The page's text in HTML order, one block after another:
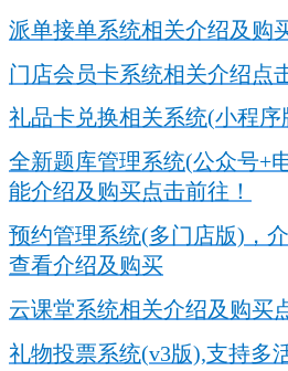
派单接单系统相关介绍及购
门店会员卡系统相关介绍点
礼品卡兑换相关系统(小程
全新题库管理系统(公众号+
能介绍及购买点击前往！
预约管理系统(多门店版)，
查看介绍及购买
云课堂系统相关介绍及购买
礼物投票系统(v3版),支持多